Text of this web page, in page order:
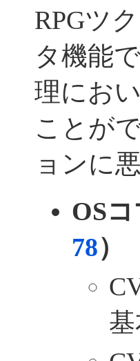
RPGツ
タ機能
理にお
ことが
ョンに
OS
78）